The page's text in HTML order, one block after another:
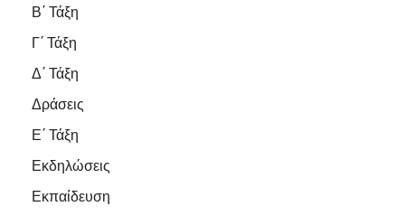
Β΄ Τάξη
Γ΄ Τάξη
Δ΄ Τάξη
Δράσεις
Ε΄ Τάξη
Εκδηλώσεις
Εκπαίδευση